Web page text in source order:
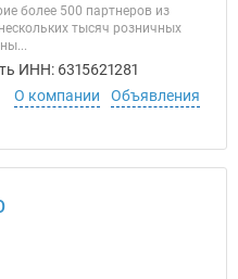
более 500 партнеров из
тысяч розничных
ИНН: 6315621281
О компании
Объявления